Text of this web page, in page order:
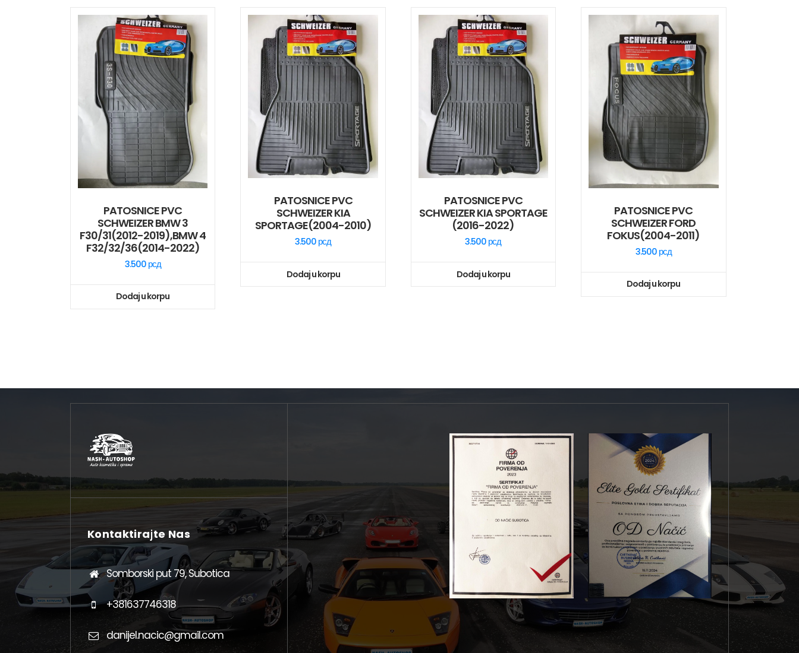
PATOSNICE PVC
SCHWEIZER BMW 3
F30/31(2012-2019),BMW 4
F32/32/36(2014-2022)
3.500 рсд
Dodaj u korpu
PATOSNICE PVC
SCHWEIZER KIA
SPORTAGE(2004-2010)
3.500 рсд
Dodaj u korpu
PATOSNICE PVC
SCHWEIZER KIA SPORTAGE
(2016-2022)
3.500 рсд
Dodaj u korpu
PATOSNICE PVC
SCHWEIZER FORD
FOKUS(2004-2011)
3.500 рсд
Dodaj u korpu
Kontaktirajte Nas
Somborski put 79, Subotica
+381637746318
danijel.nacic@gmail.com